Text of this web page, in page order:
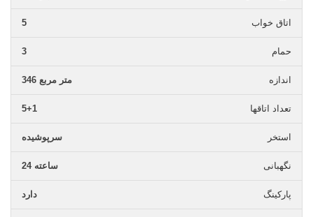
اتاق خواب 5
حمام 3
اندازه 346 متر مربع
تعداد اتاقها 5+1
استخر سرپوشیده
نگهبانی 24 ساعته
پارکینگ دارد